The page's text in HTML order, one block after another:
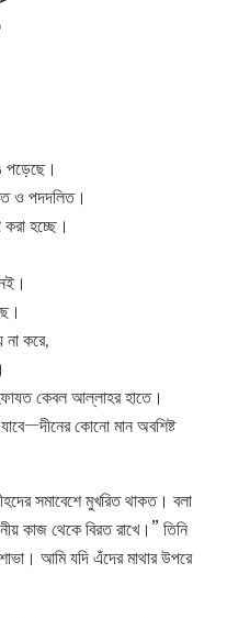
পড়েছে।
ও পদদলিত।
হচ্ছে।
না করে,
কেবল আল্লাহর হাতে।
কোনো মান অবশিষ্ট
সমাবেশে মুখরিত থাকত। বলা
কাজ থেকে বিরত রাখে।” তিনি
আমি যদি এঁদের মাথার উপরে